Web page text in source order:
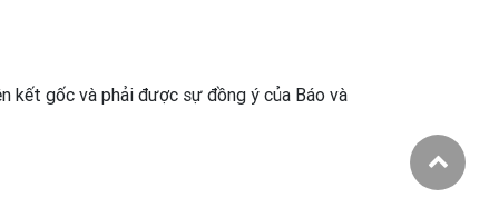
kết gốc và phải được sự đồng ý của Báo và